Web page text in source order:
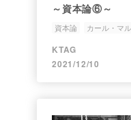
～資本論⑥～
資本論 カール・マ
KTAG
2021/12/10